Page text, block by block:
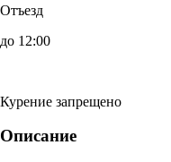
Отъезд
до 12:00
Курение запрещено
Описание